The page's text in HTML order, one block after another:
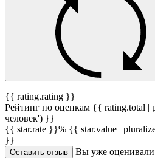
{{ rating.rating }}
Рейтинг по оценкам {{ rating.total |
человек') }}
{{ star.rate }}% {{ star.value |
}}
Оставить отзыв Вы уже